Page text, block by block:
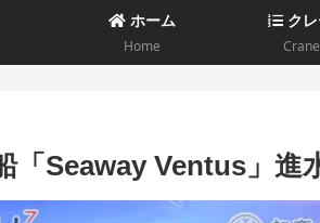
ホーム
Home
ク
「Seaway Ventus」進